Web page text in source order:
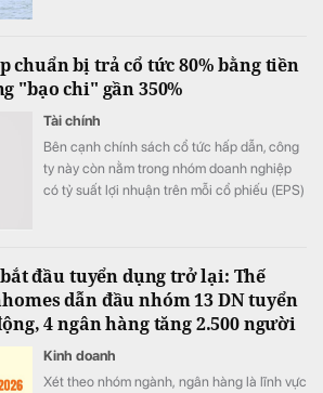
chuẩn bị trả cổ tức 80% bằng tiền
"bạo chi" gần 350%
Tài chính
Bên cạnh chính sách cổ tức hấp dẫn, công
ty này còn nằm trong nhóm doanh nghiệp
có tỷ suất lợi nhuận trên mỗi cổ phiếu (EPS)
đầu tuyển dụng trở lại: Thế
dẫn đầu nhóm 13 DN tuyển
4 ngân hàng tăng 2.500 người
Kinh doanh
Xét theo nhóm ngành, ngân hàng là lĩnh vực